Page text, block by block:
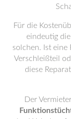
Für die
eindeutig
solchen. Ist eine
Verschleißteil
diese
Der